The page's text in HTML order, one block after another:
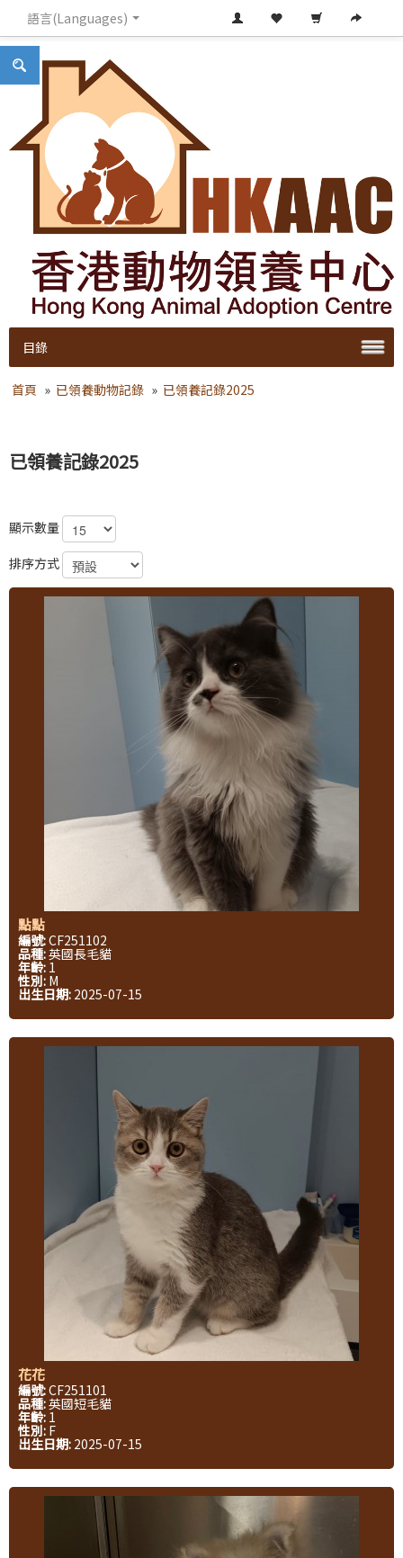
語言(Languages)
目錄
首頁 » 已領養動物記錄 » 已領養記錄2025
已領養記錄2025
顯示數量
排序方式
點點
編號:CF251102
品種:英國長毛貓
年齡: 1
性別: M
出生日期: 2025-07-15
花花
編號:CF251101
品種:英國短毛貓
年齡: 1
性別: F
出生日期: 2025-07-15